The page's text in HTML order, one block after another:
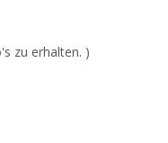
zu erhalten. )